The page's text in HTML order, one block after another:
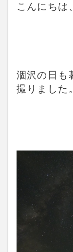
こんにちは
涸沢の日も
撮りました。